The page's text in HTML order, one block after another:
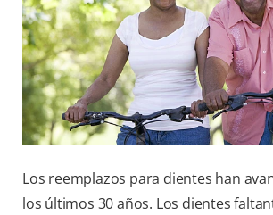
Los reemplazos para dientes han
los últimos 30 años. Los dientes